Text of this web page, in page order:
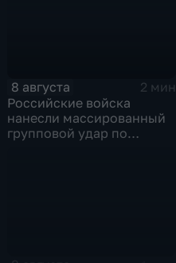
8 августа
2 мин
Российские войска
нанесли массированный
групповой удар по